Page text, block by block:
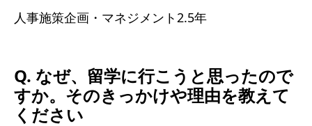
人事施策企画・マネジメント2.5年
Q. なぜ、留学に行こうと思ったので
すか。そのきっかけや理由を教えて
ください